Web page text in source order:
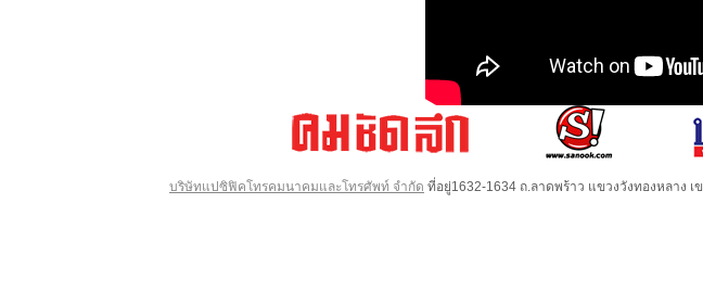
บริษัทแปซิฟิคโทรคมนาคมและโทรศัพท์ จำกัด ที่อยู่1632-1634 ถ.ลาดพร้าว แขวงวังทองหลาง